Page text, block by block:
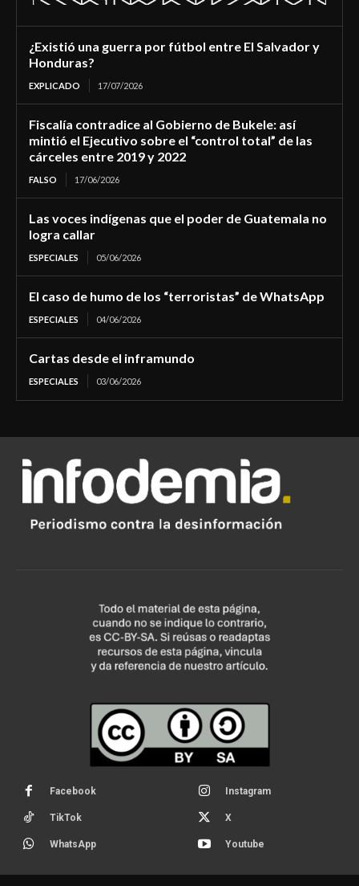
¿Existió una guerra por fútbol entre El Salvador y
Honduras?
EXPLICADO 17/07/2026
Fiscalía contradice al Gobierno de Bukele: así
mintió el Ejecutivo sobre el “control total” de las
cárceles entre 2019 y 2022
FALSO 17/06/2026
Las voces indígenas que el poder de Guatemala no
logra callar
ESPECIALES 05/06/2026
El caso de humo de los “terroristas” de WhatsApp
ESPECIALES 04/06/2026
Cartas desde el inframundo
ESPECIALES 03/06/2026
Facebook Instagram
TikTok X
WhatsApp Youtube